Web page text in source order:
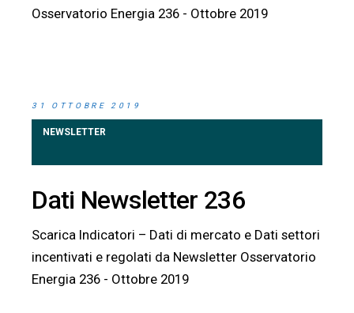
Osservatorio Energia 236 - Ottobre 2019
31 OTTOBRE 2019
NEWSLETTER
Dati Newsletter 236
Scarica Indicatori – Dati di mercato e Dati settori
incentivati e regolati da Newsletter Osservatorio
Energia 236 - Ottobre 2019